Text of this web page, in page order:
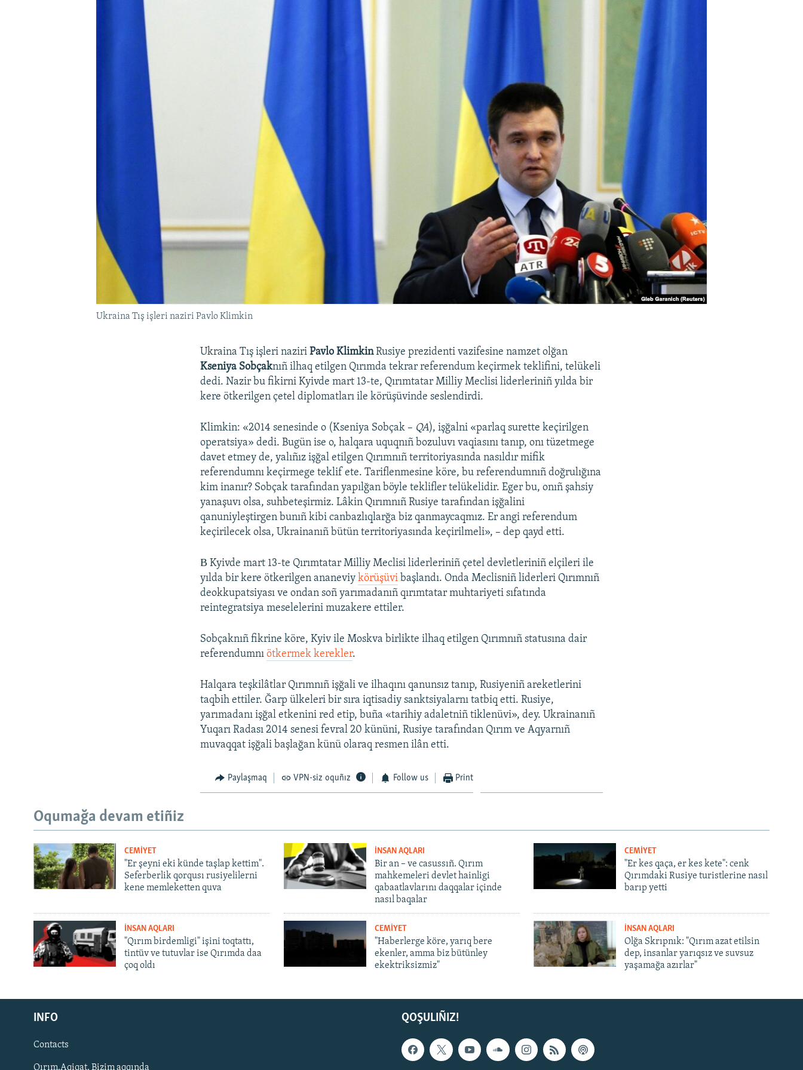
Русский
Українською
QOŞULIÑIZ!
Ukraina Tış işleri naziri Pavlo Klimkin
Ukraina Tış işleri naziriPavlo KlimkinRusiye prezidenti vazifesine namzet olğan
Kseniya Sobçaknıñ ilhaq etilgen Qırımda tekrar referendum keçirmek teklifini, telükeli
dedi. Nazir bu fikirni Kyivde mart 13-te, Qırımtatar Milliy Meclisi liderleriniñ yılda bir
kere ötkerilgen çetel diplomatları ile körüşüvinde seslendirdi.
Klimkin: «2014 senesinde o (Kseniya Sobçak – QA), işğalni «parlaq surette keçirilgen
operatsiya» dedi. Bugün ise o, halqara uquqnıñ bozuluvı vaqiasını tanıp, onı tüzetmege
davet etmey de, yalıñız işğal etilgen Qırımnıñ territoriyasında nasıldır mifik
referendumnı keçirmege teklif ete. Tariflenmesine köre, bu referendumnıñ doğrulığına
kim inanır? Sobçak tarafından yapılğan böyle teklifler telükelidir. Eger bu, onıñ şahsiy
yanaşuvı olsa, suhbeteşirmiz. Lâkin Qırımnıñ Rusiye tarafından işğalini
qanuniyleştirgen bunıñ kibi canbazlıqlarğa biz qanmaycaqmız. Er angi referendum
keçirilecek olsa, Ukrainanıñ bütün territoriyasında keçirilmeli», – dep qayd etti.
В Kyivde mart 13-te Qırımtatar Milliy Meclisi liderleriniñ çetel devletleriniñ elçileri ile
yılda bir kere ötkerilgen ananeviykörüşüvi başlandı. Onda Meclisniñ liderleri Qırımnıñ
deokkupatsiyası ve ondan soñ yarımadanıñ qırımtatar muhtariyeti sıfatında
reintegratsiya meselelerini muzakere ettiler.
Sobçaknıñ fikrine köre, Kyiv ile Moskva birlikte ilhaq etilgen Qırımnıñ statusına dair
referendumnıötkermek kerekler.
Halqara teşkilâtlar Qırımnıñ işğali ve ilhaqını qanunsız tanıp, Rusiyeniñ areketlerini
taqbih ettiler. Ğarp ülkeleri bir sıra iqtisadiy sanktsiyalarnı tatbiq etti. Rusiye,
yarımadanı işğal etkenini red etip, buña «tarihiy adaletniñ tiklenüvi», dey. Ukrainanıñ
Yuqarı Radası 2014 senesi fevral 20 kününi, Rusiye tarafından Qırım ve Aqyarnıñ
muvaqqat işğali başlağan künü olaraq resmen ilân etti.
Paylaşmaq VPN-siz oquñız Follow us Print
Oqumağa devam etiñiz
CEMİYET
"Er şeyni eki künde taşlap kettim".
Seferberlik qorqusı rusiyelilerni
kene memleketten quva
İNSAN AQLARI
Bir an – ve casussıñ. Qırım
mahkemeleri devlet hainligi
qabaatlavlarını daqqalar içinde
nasıl baqalar
CEMİYET
"Er kes qaça, er kes kete": cenk
Qırımdaki Rusiye turistlerine nasıl
barıp yetti
İNSAN AQLARI
"Qırım birdemligi" işini toqtattı,
tintüv ve tutuvlar ise Qırımda daa
çoq oldı
CEMİYET
"Haberlerge köre, yarıq bere
ekenler, amma biz bütünley
ekektriksizmiz"
İNSAN AQLARI
Olğa Skrıpnık: "Qırım azat etilsin
dep, insanlar yarıqsız ve suvsuz
yaşamağa azırlar"
QOŞULIÑIZ!
INFO
Contacts
Qırım.Aqiqat. Bizim aqqında